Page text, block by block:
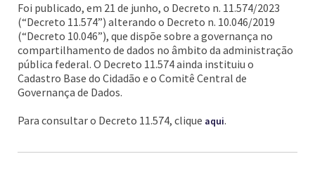
Foi publicado, em 21 de junho, o Decreto n. 11.574/2023
(“Decreto 11.574”) alterando o Decreto n. 10.046/2019
(“Decreto 10.046”), que dispõe sobre a governança no
compartilhamento de dados no âmbito da administração
pública federal. O Decreto 11.574 ainda instituiu o
Cadastro Base do Cidadão e o Comitê Central de
Governança de Dados.
Para consultar o Decreto 11.574, clique aqui.